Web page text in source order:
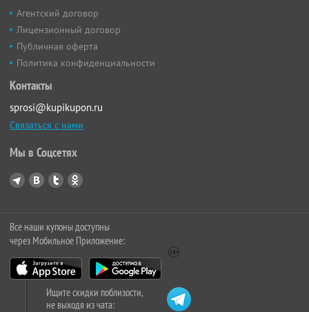
Агентский договор
Лицензионный договор
Публичная оферта
Политика конфиденциальности
Контакты
sprosi@kupikupon.ru
Связаться с нами
Мы в Соцсетях
Все наши купоны доступны
через Мобильное Приложение:
Ищите скидки поблизости,
не выходя из чата: